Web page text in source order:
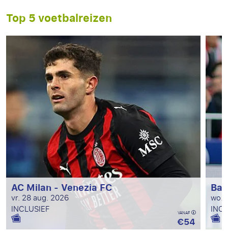
Top 5 voetbalreizen
AC Milan - Venezia FC
vr. 28 aug. 2026
INCLUSIEF
VANAF
€54
wo.